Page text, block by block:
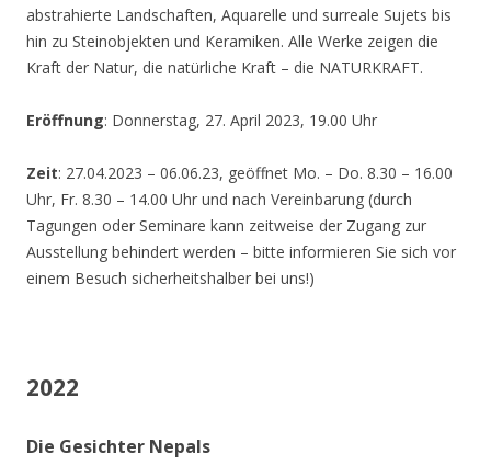
abstrahierte Landschaften, Aquarelle und surreale Sujets bis
hin zu Steinobjekten und Keramiken. Alle Werke zeigen die
Kraft der Natur, die natürliche Kraft – die NATURKRAFT.
Eröffnung: Donnerstag, 27. April 2023, 19.00 Uhr
Zeit: 27.04.2023 – 06.06.23, geöffnet Mo. – Do. 8.30 – 16.00
Uhr, Fr. 8.30 – 14.00 Uhr und nach Vereinbarung (durch
Tagungen oder Seminare kann zeitweise der Zugang zur
Ausstellung behindert werden – bitte informieren Sie sich vor
einem Besuch sicherheitshalber bei uns!)
2022
Die Gesichter Nepals